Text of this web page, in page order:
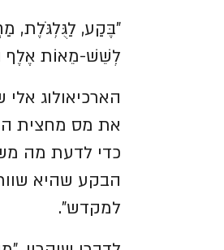
"בֶּקַע, לַגֻּלְגֹּלֶת,
לְשֵׁשׁ-מֵאוֹת אֶלֶף
הארכיאולוג
את מס מחצית
כדי לדעת מה
הבקע שהיא
למקדש".